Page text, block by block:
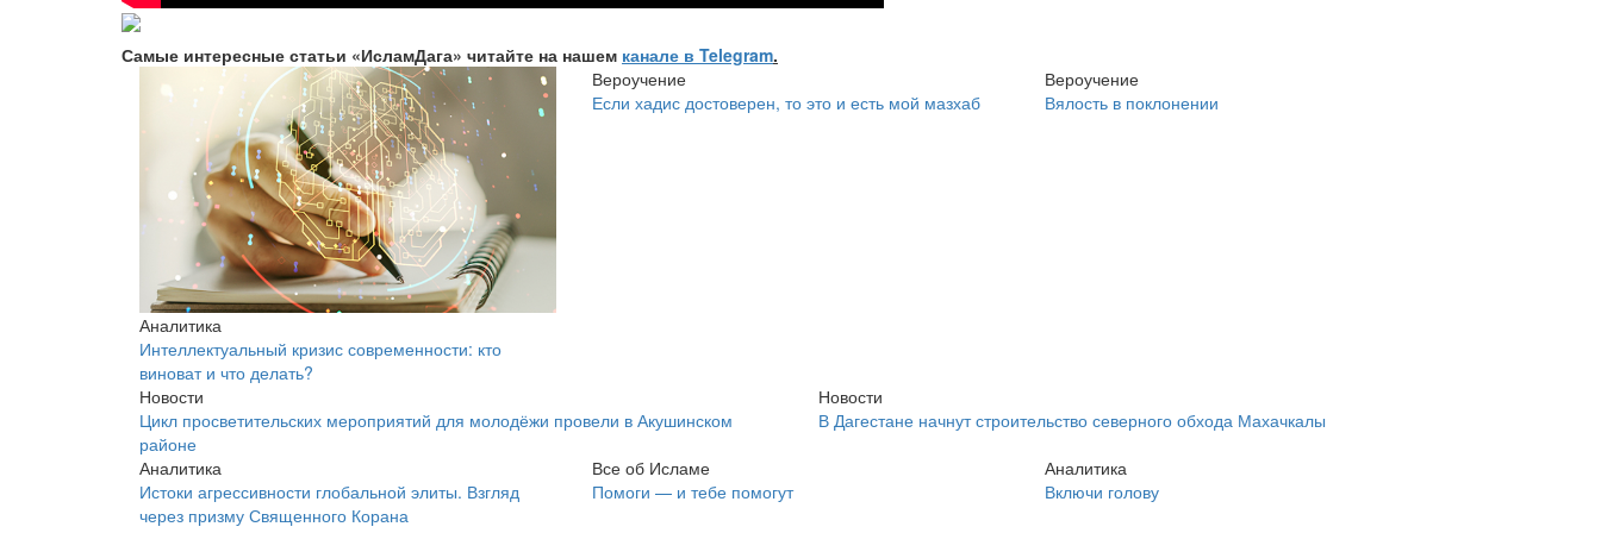
Самые интересные статьи «ИсламДага» читайте на нашем канале в Telegram.
Аналитика
Интеллектуальный кризис современности: кто
виноват и что делать?
Вероучение
Если хадис достоверен, то это и есть мой мазхаб
Вероучение
Вялость в поклонении
Новости
Цикл просветительских мероприятий для молодёжи провели в Акушинском
районе
Новости
В Дагестане начнут строительство северного обхода Махачкалы
Аналитика
Истоки агрессивности глобальной элиты. Взгляд
через призму Священного Корана
Все об Исламе
Помоги — и тебе помогут
Аналитика
Включи голову